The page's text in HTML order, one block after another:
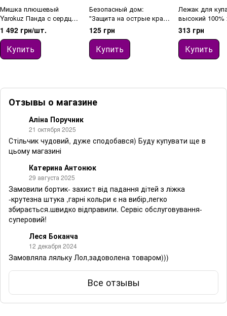
Мишка плюшевый
Yarokuz Панда с сердцем
90 см
1 492 грн/шт.
Купить
Безопасный дом:
"Защита на острые края"
(4 шт.) /
(Полупрозрачные)
"BabyOno"
125 грн
Купить
Лежак для
высокий 100%
(белый) (DM-
157)
313 грн
Купить
Отзывы о магазине
Аліна Поручник
21 октября 2025
Стільчик чудовий, дуже сподобався) Буду купувати ще в
цьому магазині
Катерина Антонюк
29 августа 2025
Замовили бортик- захист від падання дітей з ліжка
-крутезна штука ,гарні кольри є на вибір,легко
збирається.швидко відправили. Сервіс обслуговування-
суперовий!
Леся Боканча
12 декабря 2024
Замовляла ляльку Лол,задоволена товаром)))
Все отзывы